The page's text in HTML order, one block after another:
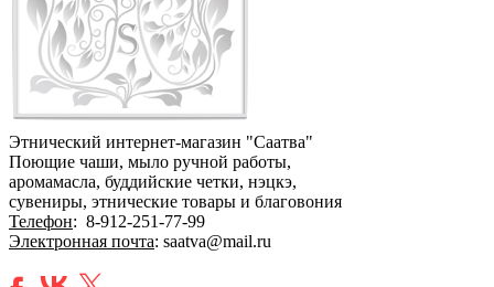
Этнический интернет-магазин "Саатва"
Поющие чаши, мыло ручной работы,
аромамасла, буддийские четки, нэцкэ,
сувениры, этнические товары и благовония
Телефон: 8-912-251-77-99
Электронная почта: saatva@mail.ru